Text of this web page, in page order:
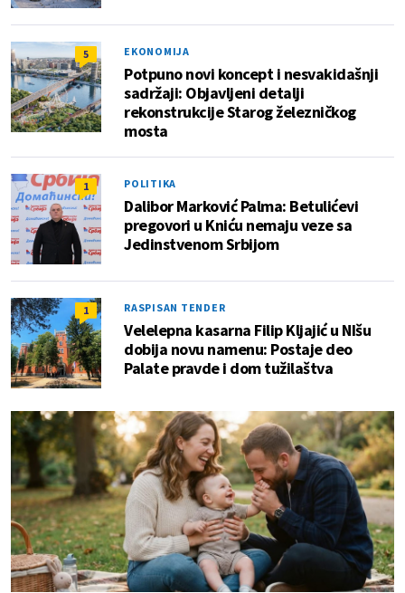
5 EKONOMIJA
Potpuno novi koncept i nesvakidašnji
sadržaji: Objavljeni detalji
rekonstrukcije Starog železničkog
mosta
1 POLITIKA
Dalibor Marković Palma: Betulićevi
pregovori u Kniću nemaju veze sa
Jedinstvenom Srbijom
1 RASPISAN TENDER
Velelepna kasarna Filip Kljajić u NIšu
dobija novu namenu: Postaje deo
Palate pravde i dom tužilaštva